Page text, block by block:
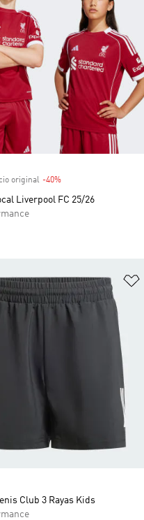
original -40%Descuento
Liverpool FC 25/26
de deseos
Club 3 Rayas Kids